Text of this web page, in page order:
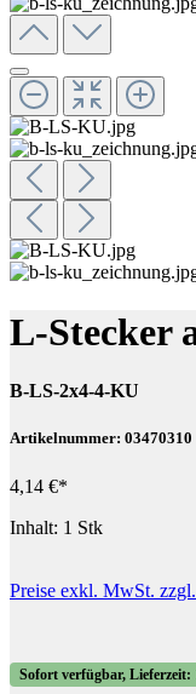
L-Stecker
B-LS-2x4-4-KU
Artikelnummer: 03470310
4,14 €*
Inhalt: 1 Stk
Preise exkl. MwSt.
Sofort verfügbar, Lieferzeit: